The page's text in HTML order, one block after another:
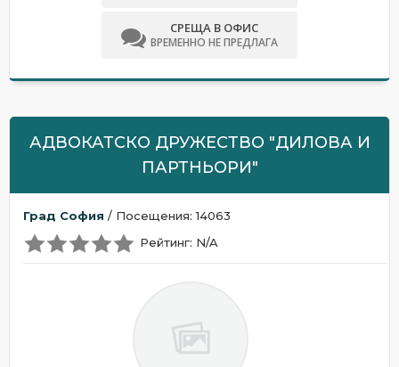
СРЕЩА В ОФИС
ВРЕМЕННО НЕ ПРЕДЛАГА
АДВОКАТСКО ДРУЖЕСТВО "ДИЛОВА И
ПАРТНЬОРИ"
Град София / Посещения: 14063
Рейтинг: N/A